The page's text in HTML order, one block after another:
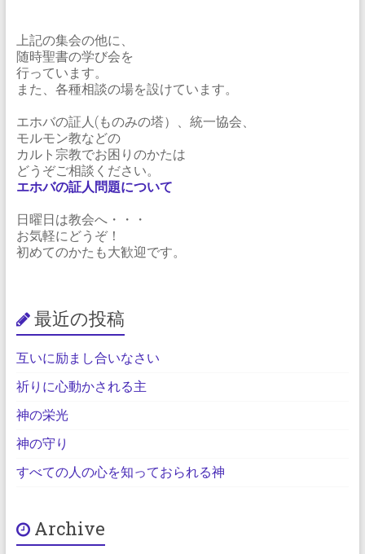
上記の集会の他に、
随時聖書の学び会を
行っています。
また、各種相談の場を設けています。
エホバの証人(ものみの塔）、統一協会、
モルモン教などの
カルト宗教でお困りのかたは
どうぞご相談ください。
エホバの証人問題について
日曜日は教会へ・・・
お気軽にどうぞ！
初めてのかたも大歓迎です。
最近の投稿
互いに励まし合いなさい
祈りに心動かされる主
神の栄光
神の守り
すべての人の心を知っておられる神
Archive